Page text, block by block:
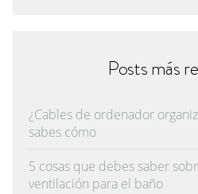
Posts más
¿Cables de ordenador
sabes cómo
5 cosas que debes saber
ventilación para el baño